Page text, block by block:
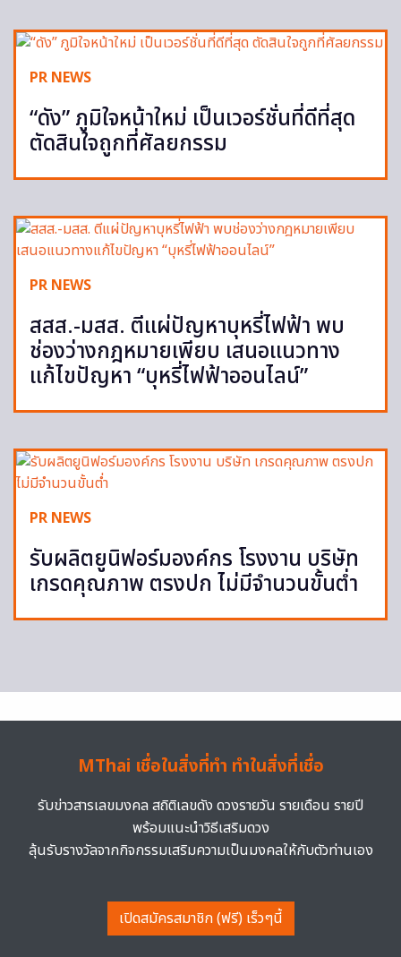
PR NEWS
“ดัง” ภูมิใจหน้าใหม่ เป็นเวอร์ชั่นที่ดีที่สุด
ตัดสินใจถูกที่ศัลยกรรม
PR NEWS
สสส.-มสส. ตีแผ่ปัญหาบุหรี่ไฟฟ้า พบ
ช่องว่างกฎหมายเพียบ เสนอแนวทาง
แก้ไขปัญหา “บุหรี่ไฟฟ้าออนไลน์”
PR NEWS
รับผลิตยูนิฟอร์มองค์กร โรงงาน บริษัท
เกรดคุณภาพ ตรงปก ไม่มีจำนวนขั้นต่ำ
MThai เชื่อในสิ่งที่ทำ ทำในสิ่งที่เชื่อ
รับข่าวสารเลขมงคล สถิติเลขดัง ดวงรายวัน รายเดือน รายปี
พร้อมแนะนำวิธีเสริมดวง
ลุ้นรับรางวัลจากกิจกรรมเสริมความเป็นมงคลให้กับตัวท่านเอง
เปิดสมัครสมาชิก (ฟรี) เร็วๆนี้